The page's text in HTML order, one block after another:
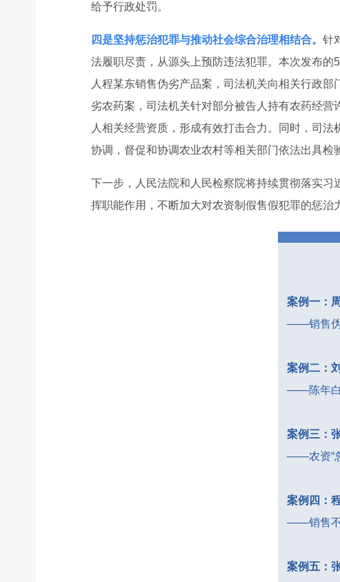
给予行政处罚。
四是坚持惩治犯罪与推动社会综合治理相结合。 针
法履职尽责，从源头上预防违法犯罪。本次发布
人程某东销售伪劣产品案，司法机关向相关行政
劣农药案，司法机关针对部分被告人持有农药经
人相关经营资质，形成有效打击合力。同时，司
协调，督促和协调农业农村等相关部门依法出具检
下一步，人民法院和人民检察院将持续贯彻落实习
挥职能作用，不断加大对农资制假售假犯罪的惩治
案例一：
——销售伪
案例二：
——陈年白
案例三：
——农资“
案例四：
——销售不
案例五：